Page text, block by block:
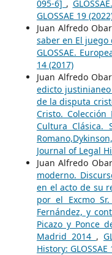
095-6] ,
GLOSSAE 19
Juan Alfredo
saber en El juego
GLOSSAE.
14 (2017)
Juan Alfredo
edicto
de la disputa
Cristo.
Cultura Clásica.
Journal of Legal
Juan Alfredo
moderno.
en el acto de su
por el Excmo
Fernández, y
Picazo y Ponce
Madrid 2014 ,
History: GLOSSAE